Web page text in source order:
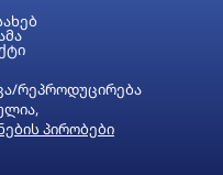
რეპროდუცირება
პირობები